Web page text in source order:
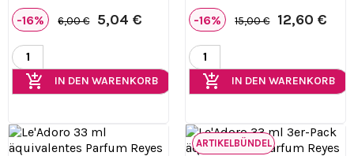
-16% 6,00 € 5,04 €
add_shopping_cart IN DEN WARENKORB
-16% 15,00 € 12,60 €
add_shopping_cart IN DEN WARENKORB
ARTIKELBÜNDEL